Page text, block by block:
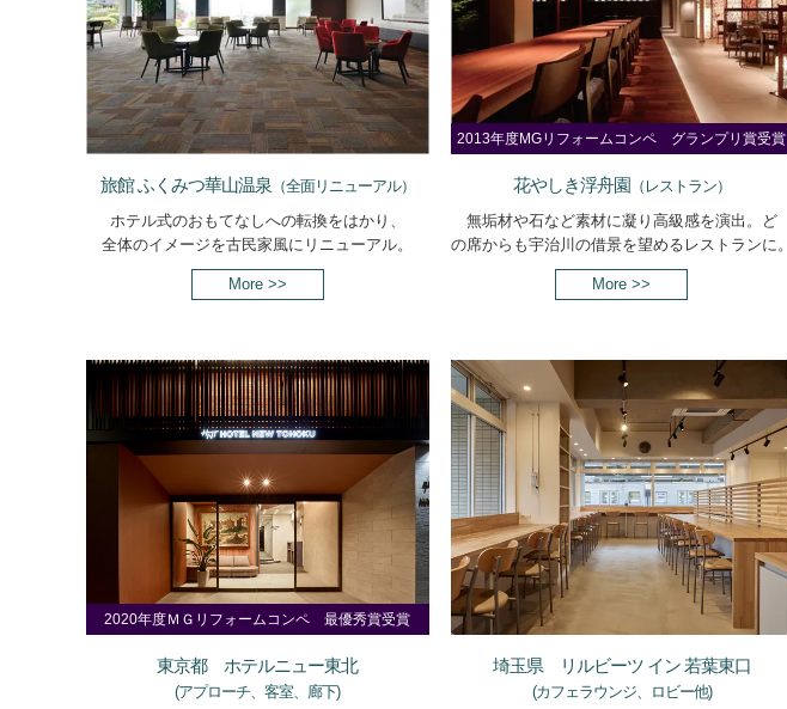
旅館 ふくみつ華山温泉 （全面リニューアル）
ホテル式のおもてなしへの転換をはかり、
全体のイメージを古民家風にリニューアル。
More >>
2013年度MGリフォームコンペ グランプリ賞受賞
花やしき浮舟園 （レストラン）
無垢材や石など素材に凝り高級感を演出。ど
の席からも宇治川の借景を望めるレストランに。
More >>
2020年度ＭＧリフォームコンペ 最優秀賞受賞
東京都 ホテルニュー東北
(アプローチ、客室、廊下)
埼玉県 リルビーツ イン 若葉東口
(カフェラウンジ、ロビー他)